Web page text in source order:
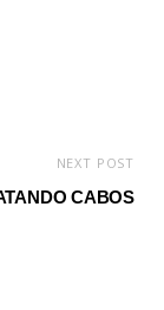
NEXT POST
CABOS